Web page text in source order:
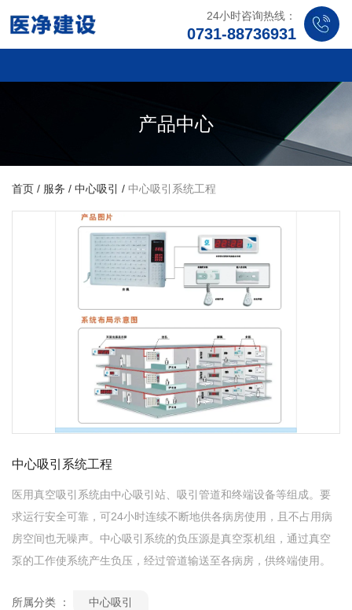
24小时咨询热线：
0731-88736931
产品中心
首页 / 服务 / 中心吸引 / 中心吸引系统工程
中心吸引系统工程
医用真空吸引系统由中心吸引站、吸引管道和终端设备等组成。要
求运行安全可靠，可24小时连续不断地供各病房使用，且不占用病
房空间也无噪声。中心吸引系统的负压源是真空泵机组，通过真空
泵的工作使系统产生负压，经过管道输送至各病房，供终端使用。
所属分类 ： 中心吸引